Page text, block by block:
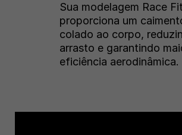
Sua modelagem Race Fit
proporciona um
colado ao corpo,
arrasto e garantindo
eficiência aerodinâmica.